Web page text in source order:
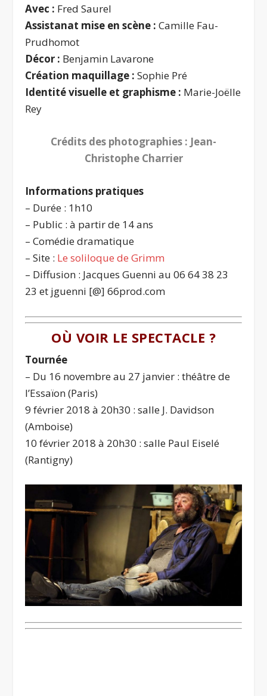
Avec : Fred Saurel
Assistanat mise en scène : Camille Fau-
Prudhomot
Décor : Benjamin Lavarone
Création maquillage : Sophie Pré
Identité visuelle et graphisme : Marie-Joëlle
Rey
Crédits des photographies : Jean-
Christophe Charrier
Informations pratiques
– Durée : 1h10
– Public : à partir de 14 ans
– Comédie dramatique
– Site : Le soliloque de Grimm
– Diffusion : Jacques Guenni au 06 64 38 23
23 et jguenni [@] 66prod.com
OÙ VOIR LE SPECTACLE ?
Tournée
– Du 16 novembre au 27 janvier : théâtre de
l’Essaïon (Paris)
9 février 2018 à 20h30 : salle J. Davidson
(Amboise)
10 février 2018 à 20h30 : salle Paul Eiselé
(Rantigny)